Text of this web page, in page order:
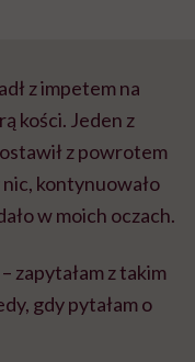
z impetem na
kości. Jeden z
z powrotem
kontynuowało
w moich oczach.
zapytałam z takim
gdy pytałam o